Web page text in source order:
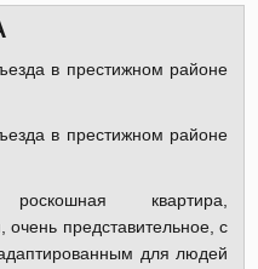
в престижном районе
в престижном районе
квартира,
представительное, с
для людей